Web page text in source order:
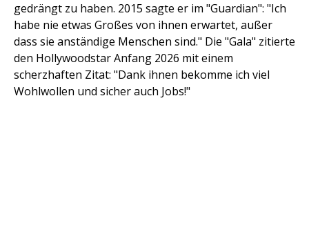
gedrängt zu haben. 2015 sagte er im "Guardian": "Ich
habe nie etwas Großes von ihnen erwartet, außer
dass sie anständige Menschen sind." Die "Gala" zitierte
den Hollywoodstar Anfang 2026 mit einem
scherzhaften Zitat: "Dank ihnen bekomme ich viel
Wohlwollen und sicher auch Jobs!"